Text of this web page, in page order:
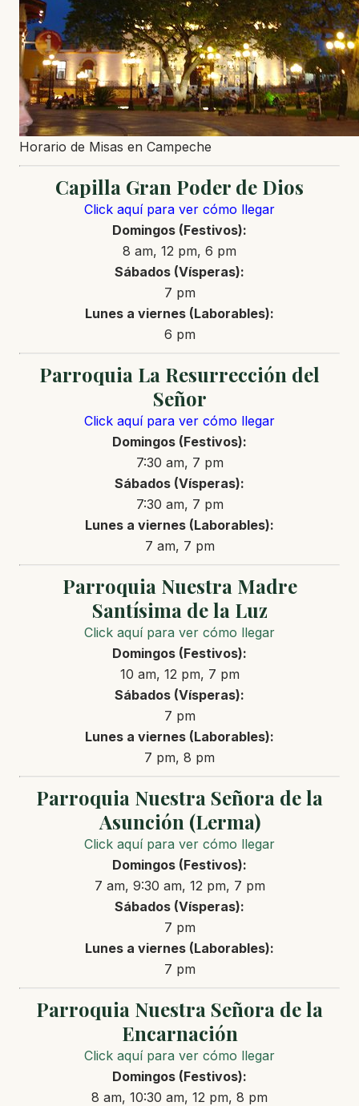
Horario de Misas en Campeche
Capilla Gran Poder de Dios
Click aquí para ver cómo llegar
Domingos (Festivos):
8 am, 12 pm, 6 pm
Sábados (Vísperas):
7 pm
Lunes a viernes (Laborables):
6 pm
Parroquia La Resurrección del
Señor
Click aquí para ver cómo llegar
Domingos (Festivos):
7:30 am, 7 pm
Sábados (Vísperas):
7:30 am, 7 pm
Lunes a viernes (Laborables):
7 am, 7 pm
Parroquia Nuestra Madre
Santísima de la Luz
Click aquí para ver cómo llegar
Domingos (Festivos):
10 am, 12 pm, 7 pm
Sábados (Vísperas):
7 pm
Lunes a viernes (Laborables):
7 pm, 8 pm
Parroquia Nuestra Señora de la
Asunción (Lerma)
Click aquí para ver cómo llegar
Domingos (Festivos):
7 am, 9:30 am, 12 pm, 7 pm
Sábados (Vísperas):
7 pm
Lunes a viernes (Laborables):
7 pm
Parroquia Nuestra Señora de la
Encarnación
Click aquí para ver cómo llegar
Domingos (Festivos):
8 am, 10:30 am, 12 pm, 8 pm